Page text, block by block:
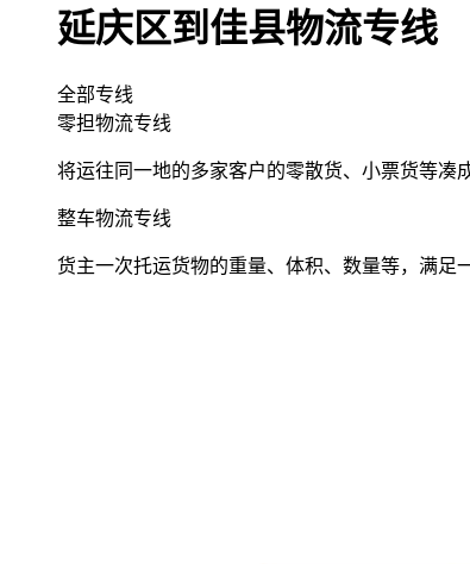
延庆区到佳县物流专线
全部专线
零担物流专线
将运往同一地的多家客户的零散货、小票货等凑
整车物流专线
货主一次托运货物的重量、体积、数量等，满足